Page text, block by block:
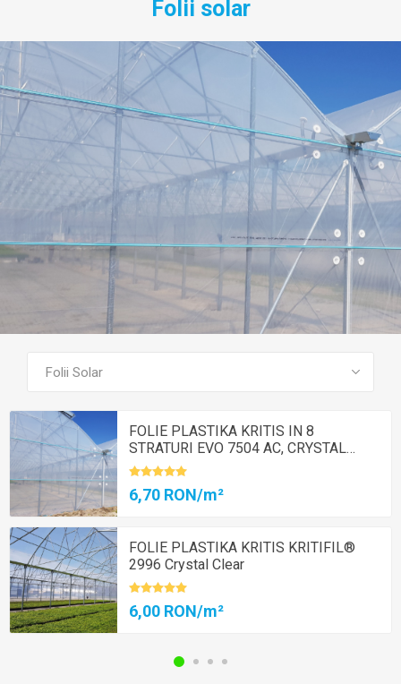
Folii solar
VEZI TOATE PRODUSELE
FOLIE PLASTIKA KRITIS IN 8
STRATURI EVO 7504 AC, CRYSTAL
CLEAR
6,70 RON/m²
FOLIE PLASTIKA KRITIS KRITIFIL®️
2996 Crystal Clear
6,00 RON/m²